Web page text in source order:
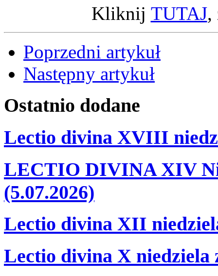
Kliknij TUTAJ,
Poprzedni artykuł
Następny artykuł
Ostatnio dodane
Lectio divina XVIII
LECTIO DIVINA XIV
(5.07.2026)
Lectio divina XII
Lectio divina X niedziela